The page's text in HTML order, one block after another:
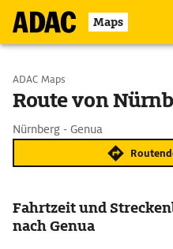
Maps
Start wählen
ADAC Maps
Route von
Nürnberg - Genua
Fahrtzeit und
nach Genua